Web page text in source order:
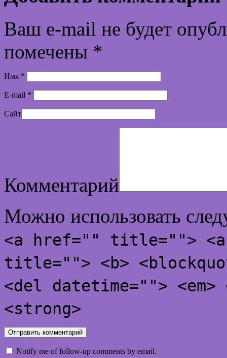
Ваш e-mail не будет
помечены *
Имя *
E-mail *
Сайт
Комментарий
Можно использовать
<a href="" title="">
title=""> <b>
<del datetime="">
<strong>
Notify me of follow-up comments by email.